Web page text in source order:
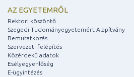
AZ EGYETEMRŐL
Rektori köszöntő
Szegedi Tudományegyetemért Alapítvány
Bemutatkozás
Szervezeti felépítés
Közérdekű adatok
Esélyegyenlőség
E-ügyintézés